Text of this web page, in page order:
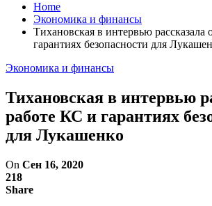
Home
Экономика и финансы
Тихановская в интервью рассказала
гарантиях безопасности для
Экономика и финансы
Тихановская в интервью
работе КС и гарантиях
для Лукашенко
On Сен 16, 2020
218
Share